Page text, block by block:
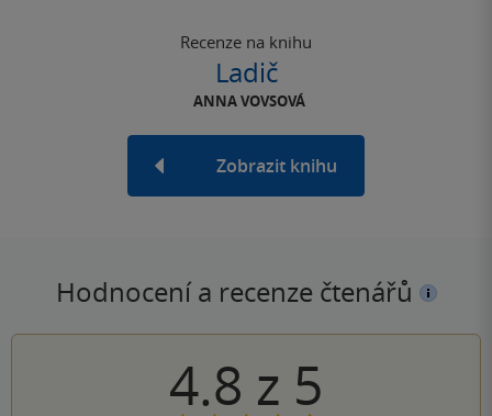
Recenze na knihu
Ladič
ANNA VOVSOVÁ
Zobrazit knihu
Hodnocení a recenze čtenářů
4.8 z 5